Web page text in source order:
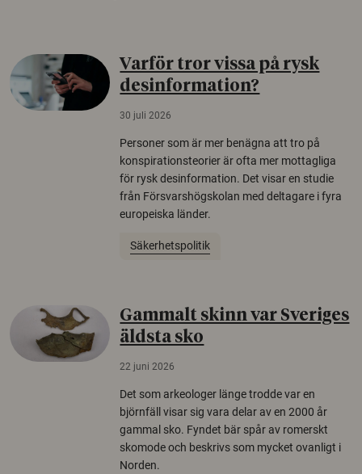
Varför tror vissa på rysk
desinformation?
30 juli 2026
Personer som är mer benägna att tro på
konspirationsteorier är ofta mer mottagliga
för rysk desinformation. Det visar en studie
från Försvarshögskolan med deltagare i fyra
europeiska länder.
Säkerhetspolitik
Gammalt skinn var Sveriges
äldsta sko
22 juni 2026
Det som arkeologer länge trodde var en
björnfäll visar sig vara delar av en 2000 år
gammal sko. Fyndet bär spår av romerskt
skomode och beskrivs som mycket ovanligt i
Norden.